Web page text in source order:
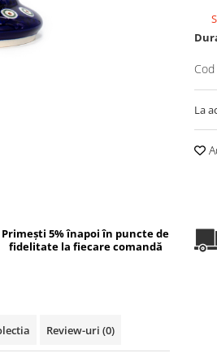
La
Primești 5% înapoi în puncte de
fidelitate la fiecare comandă
Review-uri (0)